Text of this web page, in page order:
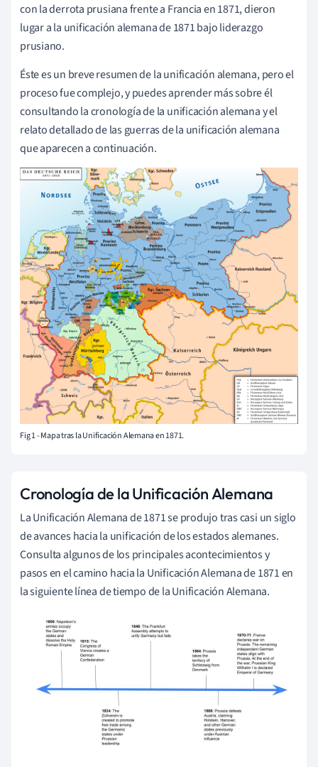
con la derrota prusiana frente a Francia en 1871, dieron
lugar a la unificación alemana de 1871 bajo liderazgo
prusiano.
Éste es un breve resumen de la unificación alemana, pero el
proceso fue complejo, y puedes aprender más sobre él
consultando la cronología de la unificación alemana y el
relato detallado de las guerras de la unificación alemana
que aparecen a continuación.
Fig 1 - Mapa tras la Unificación Alemana en 1871.
Cronología de la Unificación Alemana
La Unificación Alemana de 1871 se produjo tras casi un siglo
de avances hacia la unificación de los estados alemanes.
Consulta algunos de los principales acontecimientos y
pasos en el camino hacia la Unificación Alemana de 1871 en
la siguiente línea de tiempo de la Unificación Alemana.